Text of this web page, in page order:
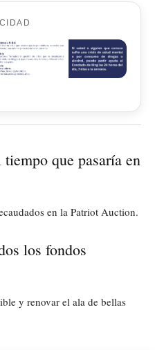
que pasaría en
en la Patriot Auction.
los fondos
y renovar el ala de bellas